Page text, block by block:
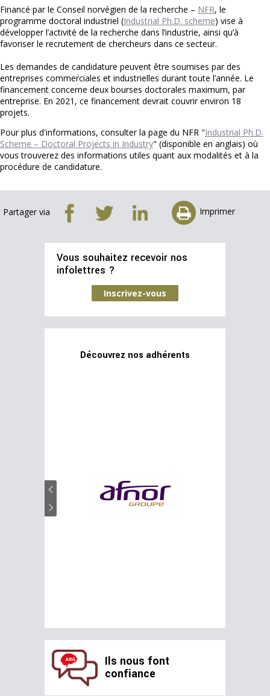
Financé par le Conseil norvégien de la recherche – NFR, le
programme doctoral industriel (Industrial Ph.D. scheme) vise à
développer l’activité de la recherche dans l’industrie, ainsi qu’à
favoriser le recrutement de chercheurs dans ce secteur.
Les demandes de candidature peuvent être soumises par des
entreprises commerciales et industrielles durant toute l’année. Le
financement concerne deux bourses doctorales maximum, par
entreprise. En 2021, ce financement devrait couvrir environ 18
projets.
Pour plus d'informations, consulter la page du NFR "Industrial Ph.D.
Scheme – Doctoral Projects in Industry" (disponible en anglais) où
vous trouverez des informations utiles quant aux modalités et à la
procédure de candidature.
Partager via Imprimer
Vous souhaitez recevoir nos
infolettres ?
Inscrivez-vous
Découvrez nos adhérents
Ils nous font
confiance